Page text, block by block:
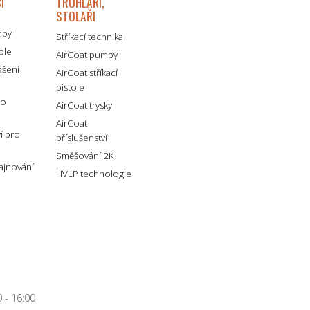
pro
STOLAŘI
Stříkací technika
AirCoat pumpy
AirCoat stříkací
pistole
AirCoat trysky
AirCoat
příslušenství
Směšování 2K
HVLP technologie
- 16:00